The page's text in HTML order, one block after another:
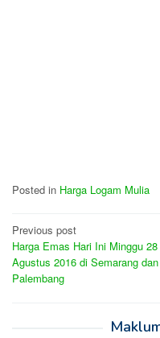
Posted in Harga Logam Mulia
Post
navigation
Previous post
Harga Emas Hari Ini Minggu 28
Agustus 2016 di Semarang dan
Palembang